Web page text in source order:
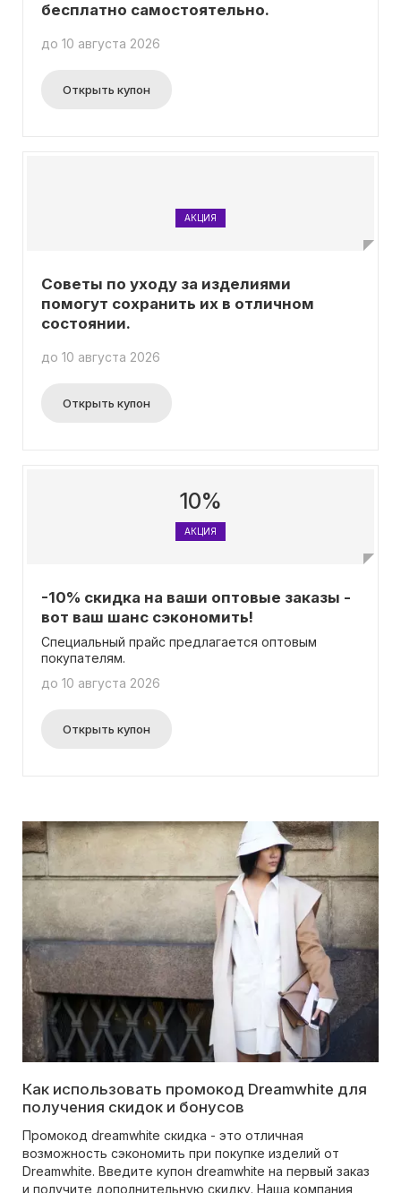
бесплатно самостоятельно.
до 10 августа 2026
Открыть купон
АКЦИЯ
Советы по уходу за изделиями
помогут сохранить их в отличном
состоянии.
до 10 августа 2026
Открыть купон
10%
АКЦИЯ
-10% скидка на ваши оптовые заказы -
вот ваш шанс сэкономить!
Специальный прайс предлагается оптовым
покупателям.
до 10 августа 2026
Открыть купон
Как использовать промокод Dreamwhite для
получения скидок и бонусов
Промокод dreamwhite скидка - это отличная
возможность сэкономить при покупке изделий от
Dreamwhite. Введите купон dreamwhite на первый заказ
и получите дополнительную скидку. Наша компания